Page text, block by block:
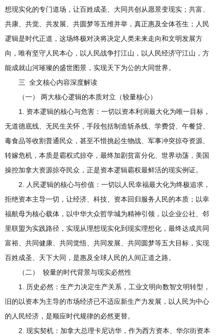
想现实化的专门道场，让百姓成圣、大同共创从愿景变现实；共富、
共康、共觉、共发展、共圆梦等五维并举，真正惠及全体苍生；人民
逻辑是时代正道，这场终极对决将决定人类未来走向和文明发展方
向，唯有坚守人民本心，以人民战争打江山，以人民经济守江山，方
能成就山河璀璨的盛世图景，实现天下为公的大同世界。
三 全文核心内容深度解读
（一） 两大核心逻辑的本质对立（较量核心）
1. 资本逻辑的核心与危害：一切以资本利润最大化为唯一目标，
无道德底线、无民生关怀，手段包括制造斩杀线、学费贷、午餐贷、
毒食品等收割普通民众，甚至不惜挑起生物战、军事冲突掠夺资源、
转嫁危机，本质是霸权式掠夺，最终加剧贫富分化、世界动荡，美国
操控加拿大资源掠夺民众，正是资本逻辑霸权最鲜活的现实例证。
2. 人民逻辑的核心与价值：一切以人民幸福最大化为终极追求，
拒绝资本主导一切，让经济、科技、资本回归服务人民的本质；以幸
福航母为核心载体，以中华大众哲学城为精神引领，以企业公社、邻
里联盟为实践路径，实现从理想现实化到现实理想化，最终达成共同
富裕、共同健康、共同觉悟、共同发展、共同圆梦等五大目标，实现
百姓成圣、天下大同，是惠及全球人民的人间正道之路。
（二） 较量的时代背景与现实必然性
1. 历史必然：生产力决定生产关系，工业文明向数智文明转型，
旧的以资本为主导的市场经济已不适应新生产力发展，以人民为中心
的人民经济，是顺应时代规律的必然更替。
2. 现实契机：加拿大总理卡尼访华，作为西方资本、华尔街资本